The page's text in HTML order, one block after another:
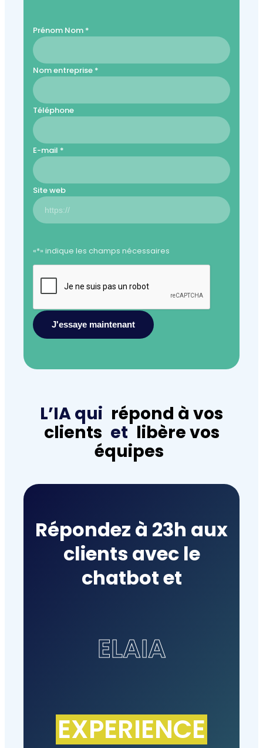
Prénom Nom *
Nom entreprise *
Téléphone
E-mail *
Site web
CAPTCHA
«*» indique les champs nécessaires
L’IA qui répond à vos
clients et libère vos
équipes
Répondez à 23h aux
clients avec le
chatbot et
ELAIA
EXPERIENCE